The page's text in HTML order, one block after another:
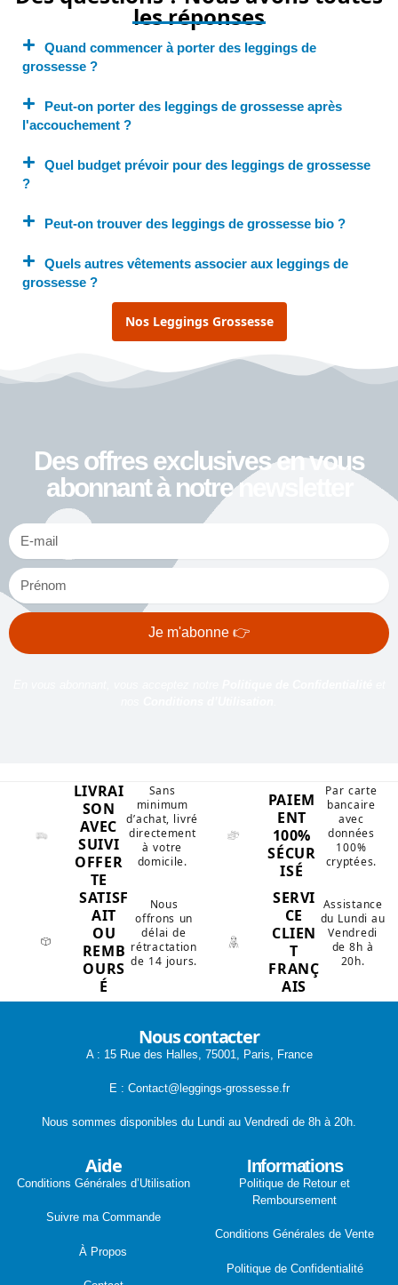
les réponses
Quand commencer à porter des leggings de
grossesse ?
Peut-on porter des leggings de grossesse après
l'accouchement ?
Quel budget prévoir pour des leggings de grossesse
?
Peut-on trouver des leggings de grossesse bio ?
Quels autres vêtements associer aux leggings de
grossesse ?
Nos Leggings Grossesse
Des offres exclusives en vous
abonnant à notre newsletter
Je m'abonne 👉
LIVRAI
SON
AVEC
SUIVI
OFFER
TE
Sans
minimum
d’achat, livré
directement
à votre
domicile.
PAIEM
ENT
100%
SÉCUR
ISÉ
Par carte
bancaire
avec
données
100%
cryptées.
SATISF
AIT
OU
REMB
OURS
É
Nous
offrons un
délai de
rétractation
de 14 jours.
SERVI
CE
CLIEN
T
FRANÇ
AIS
Assistance
du Lundi au
Vendredi
de 8h à
20h.
Nous contacter
A : 15 Rue des Halles, 75001, Paris, France
E : Contact@leggings-grossesse.fr
Nous sommes disponibles du Lundi au Vendredi de 8h à 20h.
Aide
Conditions Générales d’Utilisation
Suivre ma Commande
À Propos
Informations
Politique de Retour et
Remboursement
Conditions Générales de Vente
Politique de Confidentialité